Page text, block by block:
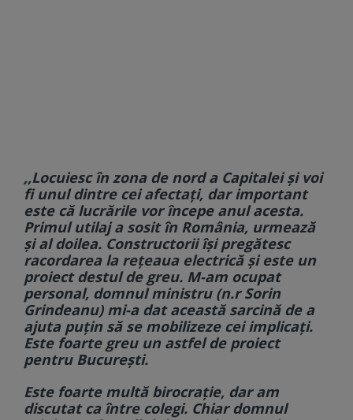
,,Locuiesc în zona de nord a Capitalei și voi
fi unul dintre cei afectați, dar important
este că lucrările vor începe anul acesta.
Primul utilaj a sosit în România, urmează
și al doilea. Constructorii își pregătesc
racordarea la rețeaua electrică și este un
proiect destul de greu. M-am ocupat
personal, domnul ministru (n.r Sorin
Grindeanu) mi-a dat această sarcină de a
ajuta puțin să se mobilizeze cei implicați.
Este foarte greu un astfel de proiect
pentru București.
Este foarte multă birocrație, dar am
discutat ca între colegi. Chiar domnul